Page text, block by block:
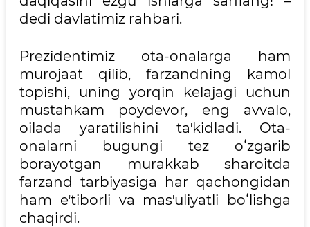
dedi davlatimiz rahbari.
Prezidentimiz ota-onalarga ham
murojaat qilib, farzandning kamol
topishi, uning yorqin kelajagi uchun
mustahkam poydevor, eng avvalo,
oilada yaratilishini taʼkidladi. Ota-
onalarni bugungi tez oʻzgarib
borayotgan murakkab sharoitda
farzand tarbiyasiga har qachongidan
ham eʼtiborli va masʼuliyatli boʻlishga
chaqirdi.